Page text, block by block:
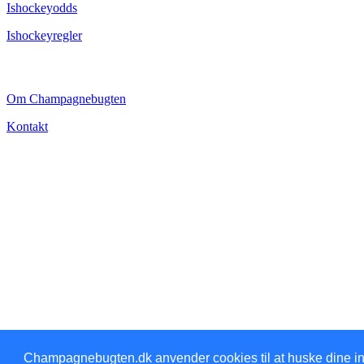
Champagnebugten.dk anvender cookies til at huske dine
Ishockeyodds
Ishockeyregler
Om Champagnebugten
Kontakt